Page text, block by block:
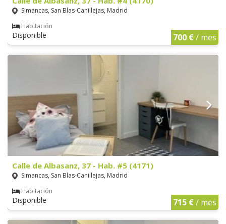
Simancas, San Blas-Canillejas, Madrid
Habitación
Disponible 700 €/ mes
Calle de Albasanz, 37 - Hab. #5 (4171)
Simancas, San Blas-Canillejas, Madrid
Habitación
Disponible 715 €/ mes